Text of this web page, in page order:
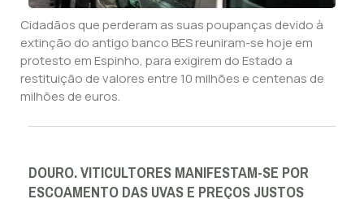
Cidadãos que perderam as suas poupanças devido à
extinção do antigo banco BES reuniram-se hoje em
protesto em Espinho, para exigirem do Estado a
restituição de valores entre 10 milhões e centenas de
milhões de euros.
DOURO. VITICULTORES MANIFESTAM-SE POR
ESCOAMENTO DAS UVAS E PREÇOS JUSTOS